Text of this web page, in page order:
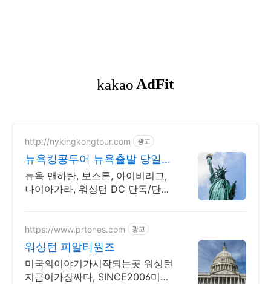
http://nykingkongtour.com 광고
뉴욕킹콩투어 뉴욕출발 당일투
어
뉴욕 맨하탄, 보스톤, 아이비리그,
나이아가라, 워싱턴 DC 단독/단체
https://www.prtones.com 광고
워싱턴 피알티원즈
미국의이야기가시작되는곳 워싱턴
지금이가장싸다, SINCE2006미국